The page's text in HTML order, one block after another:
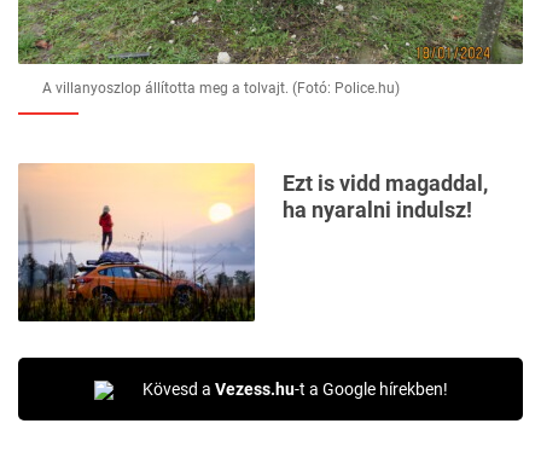
A villanyoszlop állította meg a tolvajt. (Fotó: Police.hu)
Ezt is vidd magaddal,
ha nyaralni indulsz!
Kövesd a Vezess.hu-t a Google hírekben!